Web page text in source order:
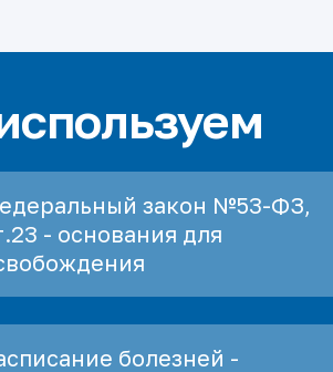
закон №53-ФЗ,
- основания для
болезней -